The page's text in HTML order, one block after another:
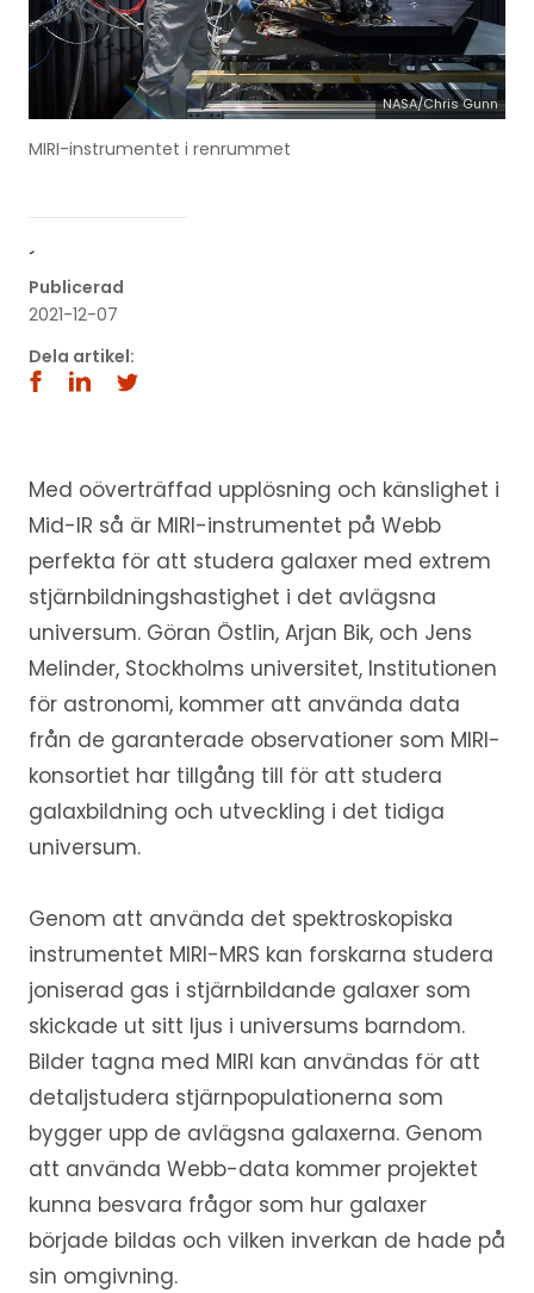
NASA/Chris Gunn
MIRI-instrumentet i renrummet
´
Publicerad
2021-12-07
Dela artikel:
Med oöverträffad upplösning och känslighet i
Mid-IR så är MIRI-instrumentet på Webb
perfekta för att studera galaxer med extrem
stjärnbildningshastighet i det avlägsna
universum. Göran Östlin, Arjan Bik, och Jens
Melinder, Stockholms universitet, Institutionen
för astronomi, kommer att använda data
från de garanterade observationer som MIRI-
konsortiet har tillgång till för att studera
galaxbildning och utveckling i det tidiga
universum.
Genom att använda det spektroskopiska
instrumentet MIRI-MRS kan forskarna studera
joniserad gas i stjärnbildande galaxer som
skickade ut sitt ljus i universums barndom.
Bilder tagna med MIRI kan användas för att
detaljstudera stjärnpopulationerna som
bygger upp de avlägsna galaxerna. Genom
att använda Webb-data kommer projektet
kunna besvara frågor som hur galaxer
började bildas och vilken inverkan de hade på
sin omgivning.